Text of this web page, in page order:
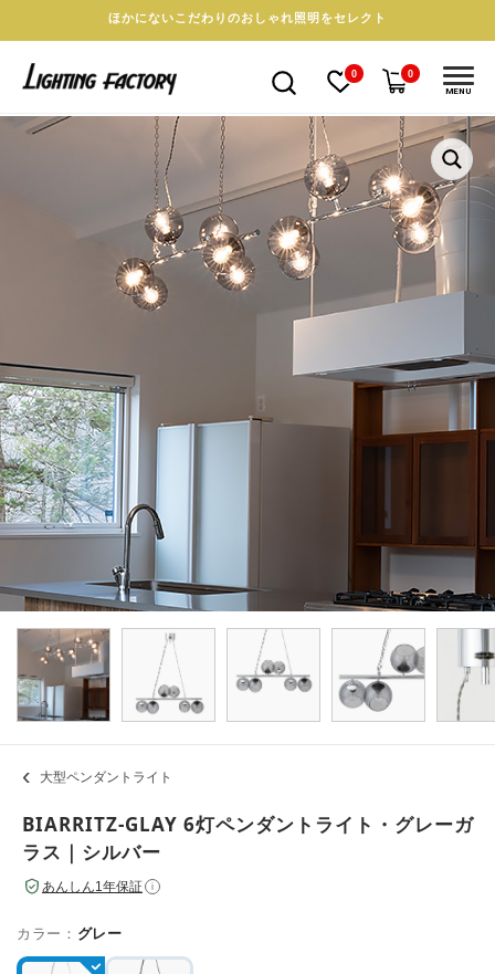
ほかにないこだわりのおしゃれ照明をセレクト
0 0
MENU
大型ペンダントライト
BIARRITZ-GLAY 6灯ペンダントライト・グレーガ
ラス｜シルバー
あんしん1年保証 i
カラー： グレー